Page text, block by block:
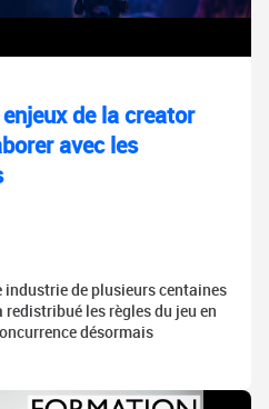
de la creator
avec les
industrie de plusieurs centaines
les règles du jeu en
désormais